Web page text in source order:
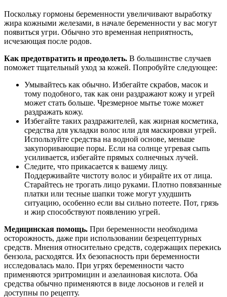
Поскольку гормоны беременности увеличивают выработку
жира кожными железами, в начале беременности у вас могут
появиться угри. Обычно это временная неприятность,
исчезающая после родов.
Как предотвратить и преодолеть. В большинстве случаев
поможет тщательный уход за кожей. Попробуйте следующее:
Умывайтесь как обычно. Избегайте скрабов, масок и
тому подобного, так как они раздражают кожу и угрей
может стать больше. Чрезмерное мытье тоже может
раздражать кожу.
Избегайте таких раздражителей, как жирная косметика,
средства для укладки волос или для маскировки угрей.
Используйте средства на водной основе, меньше
закупоривающие поры. Если на солнце угревая сыпь
усиливается, избегайте прямых солнечных лучей.
Следите, что прикасается к вашему лицу.
Поддерживайте чистоту волос и убирайте их от лица.
Старайтесь не трогать лицо руками. Плотно повязанные
платки или тесные шапки тоже могут ухудшить
ситуацию, особенно если вы сильно потеете. Пот, грязь
и жир способствуют появлению угрей.
Медицинская помощь. При беременности необходима
осторожность, даже при использовании безрецептурных
средств. Мнения относительно средств, содержащих перекись
бензола, расходятся. Их безопасность при беременности
исследовалась мало. При угрях беременности часто
применяются эритромицин и азелаиновая кислота. Оба
средства обычно применяются в виде лосьонов и гелей и
доступны по рецепту.